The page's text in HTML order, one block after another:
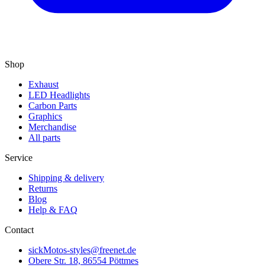
Shop
Exhaust
LED Headlights
Carbon Parts
Graphics
Merchandise
All parts
Service
Shipping & delivery
Returns
Blog
Help & FAQ
Contact
sickMotos-styles@freenet.de
Obere Str. 18, 86554 Pöttmes